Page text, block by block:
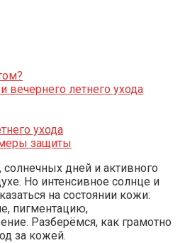
вечернего летнего ухода
ухода
защиты
дней и активного
Но интенсивное солнце и
на состоянии кожи:
пигментацию,
Разберёмся, как грамотно
за кожей.